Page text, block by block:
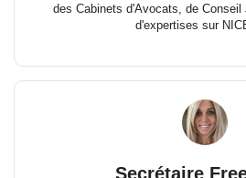
des Cabinets d'Avocats, de Conseil
d'expertises sur
Secrétaire